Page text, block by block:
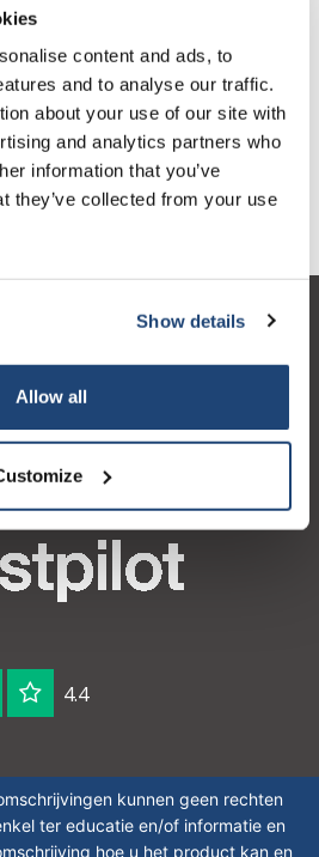
content and ads, to
and to analyse our traffic.
about your use of our site with
and analytics partners who
information that you’ve
they’ve collected from your use
Show details
Allow all
Excl. btw
€75,14
Incl. btw
aan winkelwagen
4.4
kunnen geen rechten
ter educatie en/of informatie en
hoe u het product kan en